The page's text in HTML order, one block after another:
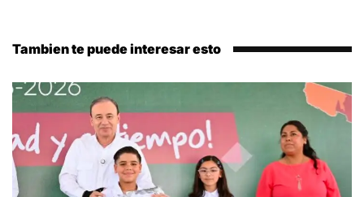
Tambien te puede interesar esto